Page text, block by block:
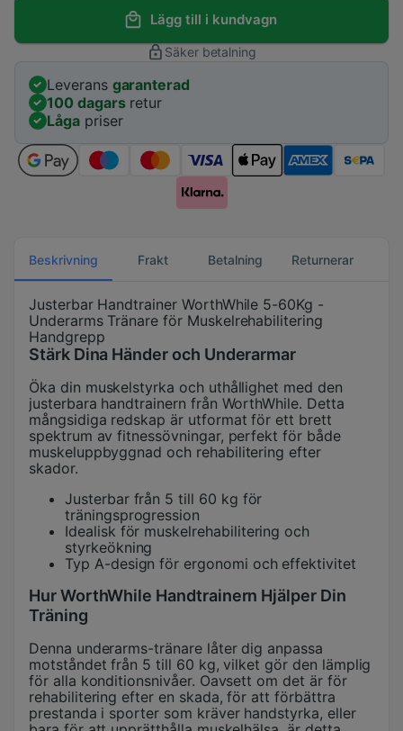
Lägg till i kundvagn
Säker betalning
Leverans garanterad
100 dagarsretur
Lågapriser
Beskrivning Frakt Betalning Returnerar
Justerbar Handtrainer WorthWhile 5-60Kg -
Underarms Tränare för Muskelrehabilitering
Handgrepp
Stärk Dina Händer och Underarmar
Öka din muskelstyrka och uthållighet med den
justerbara handtrainern från WorthWhile. Detta
mångsidiga redskap är utformat för ett brett
spektrum av fitnessövningar, perfekt för både
muskeluppbyggnad och rehabilitering efter
skador.
Justerbar från 5 till 60 kg för
träningsprogression
Idealisk för muskelrehabilitering och
styrkeökning
Typ A-design för ergonomi och effektivitet
Hur WorthWhile Handtrainern Hjälper Din
Träning
Denna underarms-tränare låter dig anpassa
motståndet från 5 till 60 kg, vilket gör den lämplig
för alla konditionsnivåer. Oavsett om det är för
rehabilitering efter en skada, för att förbättra
prestanda i sporter som kräver handstyrka, eller